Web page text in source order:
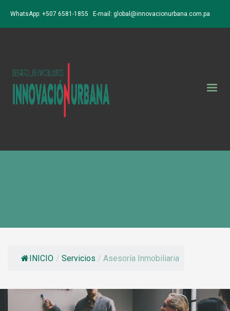
WhatsApp: +507 6581-1855 E-mail: global@innovacionurbana.com.pa
INICIO / Servicios / Asesoría Inmobiliaria